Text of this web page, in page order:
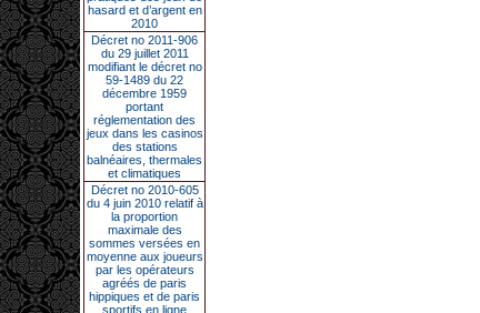
hasard et d’argent en
2010
Décret no 2011-906
du 29 juillet 2011
modifiant le décret no
59-1489 du 22
décembre 1959
portant
réglementation des
jeux dans les casinos
des stations
balnéaires, thermales
et climatiques
Décret no 2010-605
du 4 juin 2010 relatif à
la proportion
maximale des
sommes versées en
moyenne aux joueurs
par les opérateurs
agréés de paris
hippiques et de paris
sportifs en ligne